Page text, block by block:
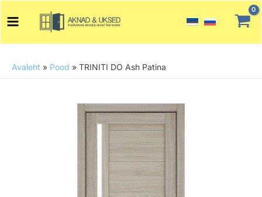
Menu
Avaleht » Pood » TRINITI DO Ash Patina